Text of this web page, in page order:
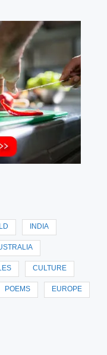
INDIA
CULTURE
POEMS EUROPE